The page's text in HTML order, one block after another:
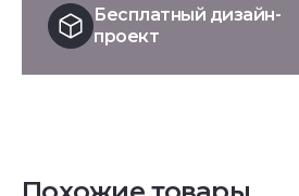
Бесплатный дизайн-
проект